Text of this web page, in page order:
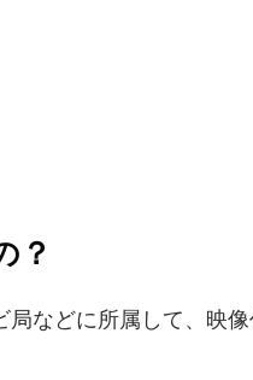
？
などに所属して、映